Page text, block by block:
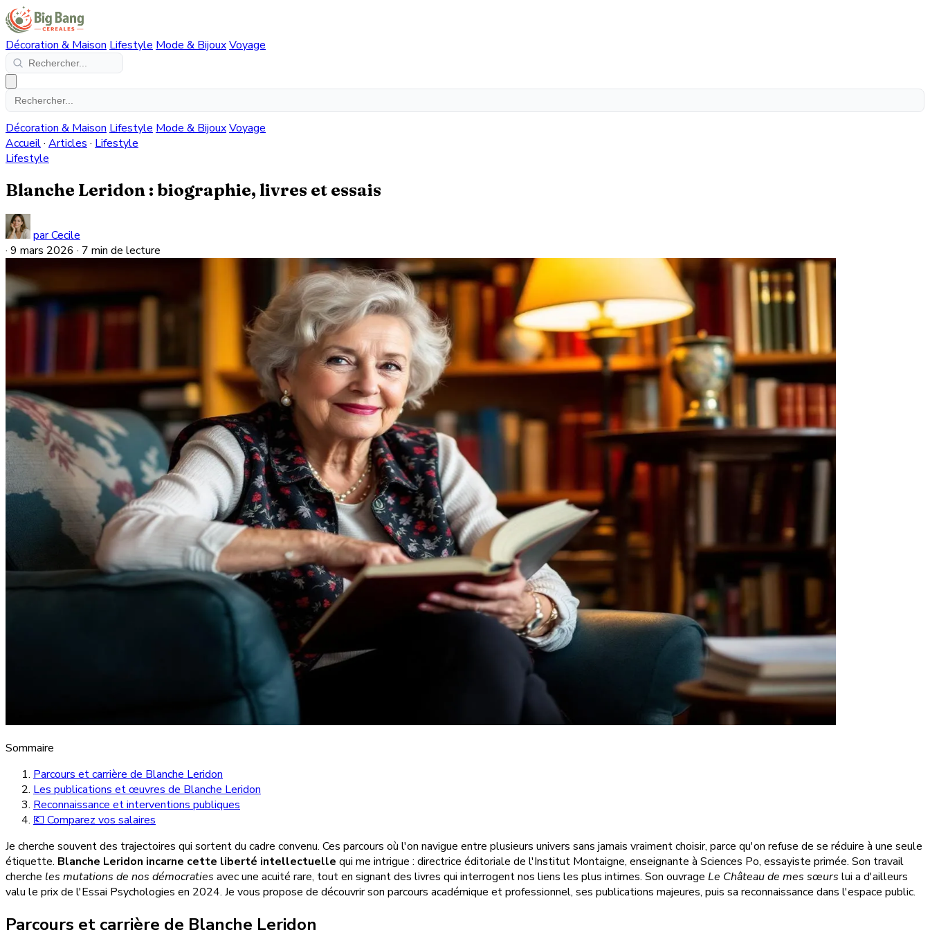
Décoration & Maison Lifestyle Mode & BijouxVoyage
Décoration & Maison Lifestyle Mode & BijouxVoyage
Accueil· Articles · Lifestyle
Lifestyle
Blanche Leridon : biographie, livres et essais
par Cecile
· 9 mars 2026 · 7 min de lecture
Sommaire
Parcours et carrière de Blanche Leridon
Les publications et œuvres de Blanche Leridon
Reconnaissance et interventions publiques
💶 Comparez vos salaires
Je cherche souvent des trajectoires qui sortent du cadre convenu. Ces parcours où l'on navigue entre plusieurs univers sans jamais vraiment choisir, parce qu'on refuse de se réduire à une seule
étiquette. Blanche Leridon incarne cette liberté intellectuelle qui me intrigue : directrice éditoriale de l'Institut Montaigne, enseignante à Sciences Po, essayiste primée. Son travail
cherche les mutations de nos démocraties avec une acuité rare, tout en signant des livres qui interrogent nos liens les plus intimes. Son ouvrage Le Château de mes sœurs lui a d'ailleurs
valu le prix de l'Essai Psychologies en 2024. Je vous propose de découvrir son parcours académique et professionnel, ses publications majeures, puis sa reconnaissance dans l'espace public.
Parcours et carrière de Blanche Leridon